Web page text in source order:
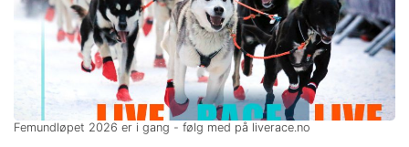
Femundløpet 2026 er i gang - følg med på liverace.no